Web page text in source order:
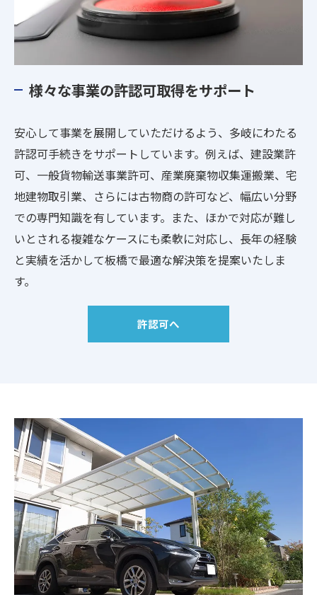
様々な事業の許認可取得をサポート
安心して事業を展開していただけるよう、多岐にわたる
許認可手続きをサポートしています。例えば、建設業許
可、一般貨物輸送事業許可、産業廃棄物収集運搬業、宅
地建物取引業、さらには古物商の許可など、幅広い分野
での専門知識を有しています。また、ほかで対応が難し
いとされる複雑なケースにも柔軟に対応し、長年の経験
と実績を活かして板橋で最適な解決策を提案いたしま
す。
許認可へ